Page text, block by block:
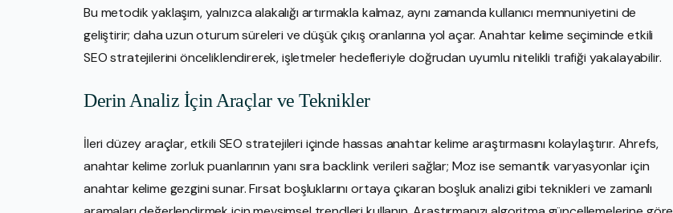
Bu metodik yaklaşım, yalnızca alakalığı artırmakla kalmaz, aynı zamanda kullanıcı memnuniyetini de
geliştirir; daha uzun oturum süreleri ve düşük çıkış oranlarına yol açar. Anahtar kelime seçiminde etkili
SEO stratejilerini önceliklendirerek, işletmeler hedefleriyle doğrudan uyumlu nitelikli trafiği yakalayabilir.
Derin Analiz İçin Araçlar ve Teknikler
İleri düzey araçlar, etkili SEO stratejileri içinde hassas anahtar kelime araştırmasını kolaylaştırır. Ahrefs,
anahtar kelime zorluk puanlarının yanı sıra backlink verileri sağlar; Moz ise semantik varyasyonlar için
anahtar kelime gezgini sunar. Fırsat boşluklarını ortaya çıkaran boşluk analizi gibi teknikleri ve zamanlı